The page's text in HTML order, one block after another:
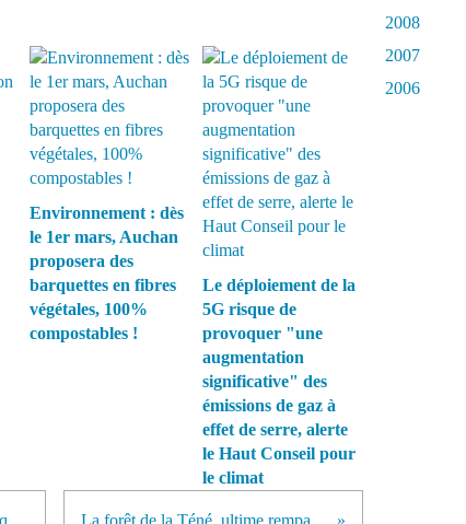
Environnement : dès
le 1er mars, Auchan
proposera des
barquettes en fibres
végétales, 100%
compostables !
Le déploiement de la
5G risque de
provoquer "une
augmentation
significative" des
émissions de gaz à
effet de serre, alerte
le Haut Conseil pour
le climat
2008
2007
2006